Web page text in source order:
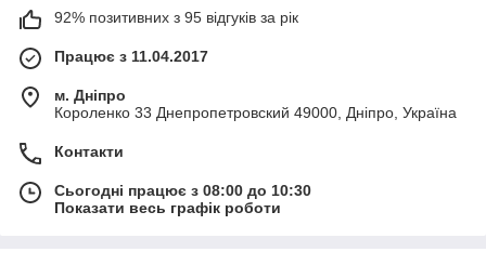
92% позитивних з 95 відгуків за рік
Працює з 11.04.2017
м. Дніпро
Короленко 33 Днепропетровский 49000, Дніпро, Україна
Контакти
Сьогодні працює з 08:00 до 10:30
Показати весь графік роботи